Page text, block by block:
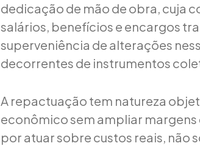
dedicação de mão de obra, cuja
salários, benefícios e encargos
superveniência de alterações
decorrentes de instrumentos
A repactuação tem natureza
econômico sem ampliar
por atuar sobre custos reais, não